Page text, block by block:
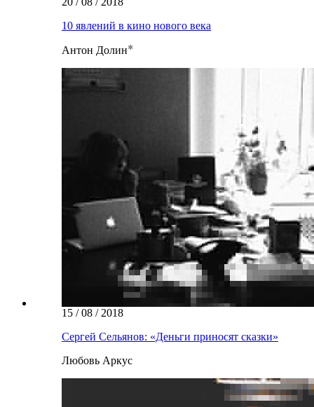
10 явлений в кино нового века
Антон Долин
15 / 08 / 2018
Сергей Сельянов: «Деньги приносят сказки»
Любовь Аркус